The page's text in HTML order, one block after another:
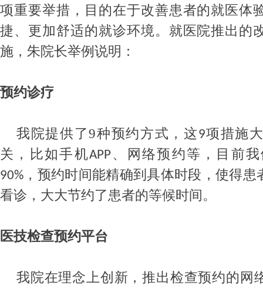
项重要举措，目的在于改善患者的就医体
捷、更加舒适的就诊环境。就医院推出的
施，朱院长举例说明：
预约诊疗
我院提供了9种预约方式，这9项措施
关，比如手机APP、网络预约等，目前
90% ，预约时间能精确到具体时段，使得
看诊，大大节约了患者的等候时间。
医技检查预约平台
我院在理念上创新，推出检查预约的网